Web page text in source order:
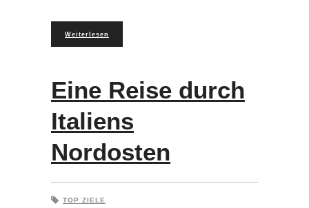
Weiterlesen
Eine Reise durch
Italiens
Nordosten
TOP ZIELE